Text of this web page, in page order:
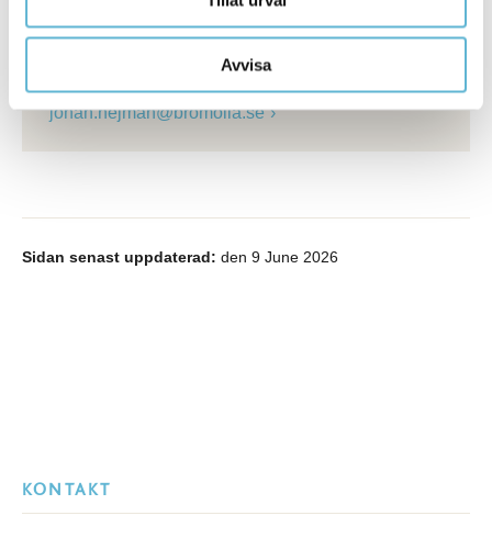
Avvisa
Johan Hejman
(SMS0709-17 12 47)
johan.hejman@bromolla.se
Sidan senast uppdaterad: den 9 June 2026
KONTAKT